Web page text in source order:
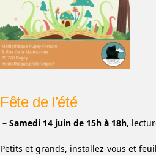
Fête de l’été
– Samedi 14 juin de 15h à 18h,
Petits et grands, installez-vous et